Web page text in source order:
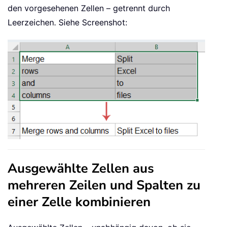
den vorgesehenen Zellen – getrennt durch
Leerzeichen. Siehe Screenshot:
Ausgewählte Zellen aus
mehreren Zeilen und Spalten zu
einer Zelle kombinieren